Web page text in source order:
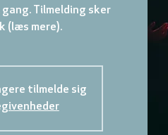
Tilmelding sker
(læs mere).
tilmelde sig